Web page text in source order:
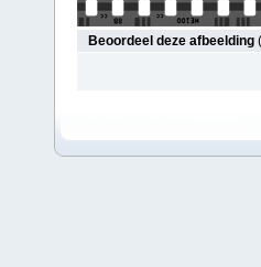
Beoordeel deze afbeelding